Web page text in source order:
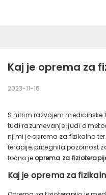
Kaj je oprema za
2023-11-16
S hitrim razvojem medicinske
tudi razumevanje ljudi o
njimi je oprema za fizikalno
terapije, pritegnila pozornost
točno je oprema za
Kaj je oprema za